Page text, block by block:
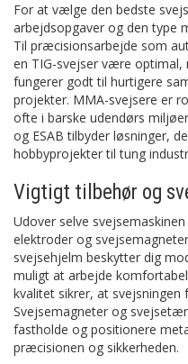
For at vælge den bedste
arbejdsopgaver og den type
Til præcisionsarbejde som
en TIG-svejser være optimal,
fungerer godt til hurtigere
projekter. MMA-svejsere er
ofte i barske udendørs
og ESAB tilbyder løsninger,
hobbyprojekter til tung
Vigtigt tilbehør og
Udover selve
elektroder og
svejsehjelm beskytter dig
muligt at arbejde
kvalitet sikrer, at
Svejsemagneter og
fastholde og positionere
præcisionen og sikkerheden.